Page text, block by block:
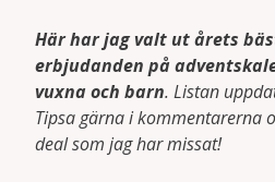
Här har jag valt ut årets
erbjudanden på
vuxna och barn. Listan
Tipsa gärna i kommentarerna
deal som jag har missat!